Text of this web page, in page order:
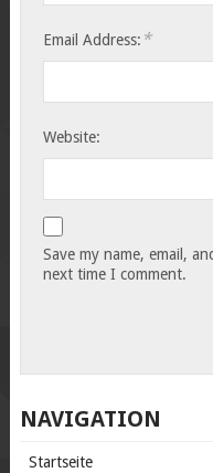
Email Address: *
Website:
Save my name, email,
next time I comment.
NAVIGATION
Startseite